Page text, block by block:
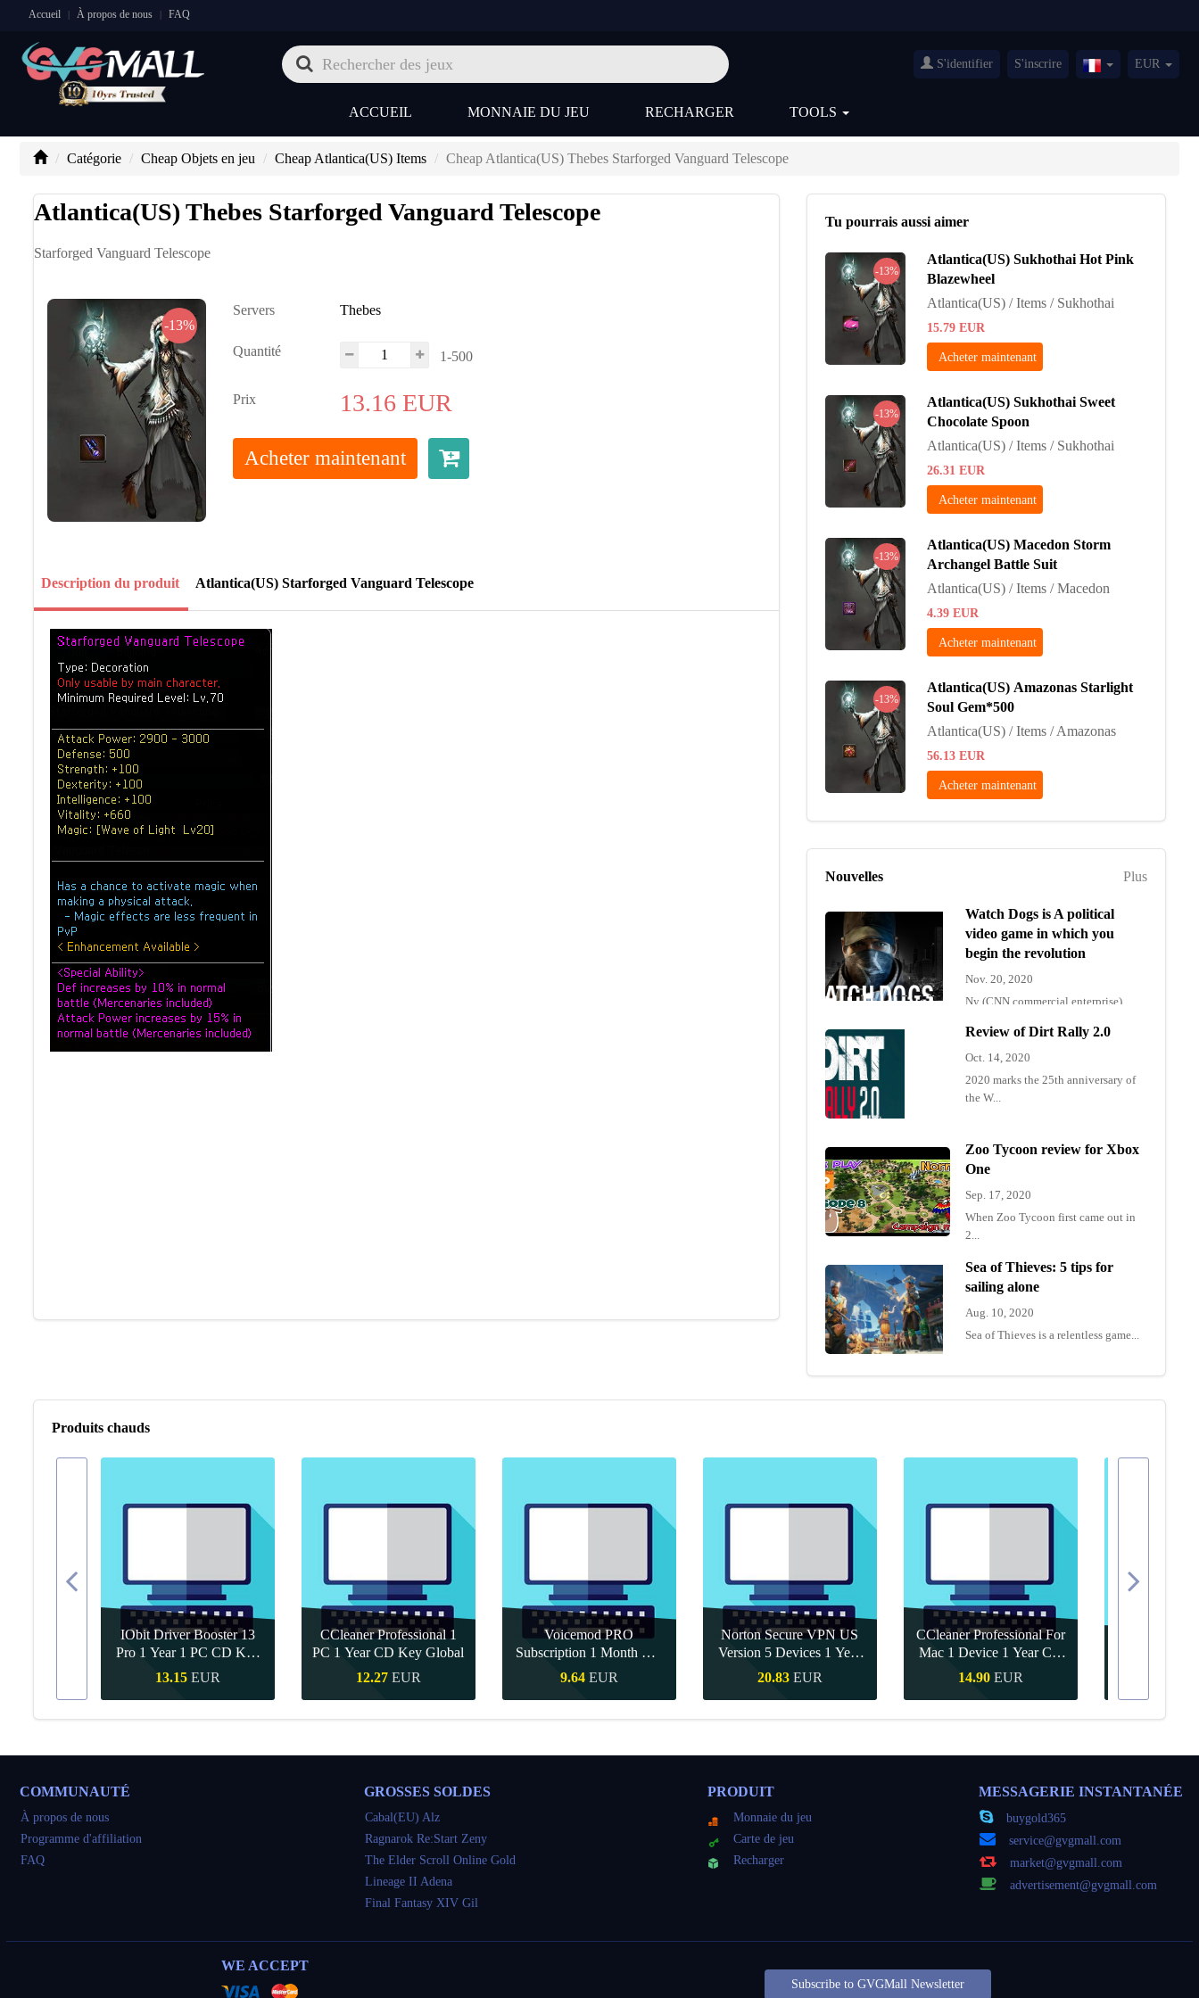
Accueil | À propos de nous | FAQ
S'identifier S'inscrire France(Français)
EUR
ACCUEIL MONNAIE DU JEU RECHARGER TOOLS
Catégorie Cheap Objets en jeu Cheap Atlantica(US) Items Cheap Atlantica(US) Thebes Starforged Vanguard Telescope
Atlantica(US) Thebes Starforged Vanguard Telescope
Starforged Vanguard Telescope
-13%
Servers Thebes
Quantité 1-500
Prix 13.16 EUR
Acheter maintenant
Description du produit Atlantica(US) Starforged Vanguard Telescope
Tu pourrais aussi aimer
-13%
Atlantica(US) Sukhothai Hot Pink
Blazewheel
Atlantica(US) / Items / Sukhothai
15.79 EUR
Acheter maintenant
-13%
Atlantica(US) Sukhothai Sweet
Chocolate Spoon
Atlantica(US) / Items / Sukhothai
26.31 EUR
Acheter maintenant
-13%
Atlantica(US) Macedon Storm
Archangel Battle Suit
Atlantica(US) / Items / Macedon
4.39 EUR
Acheter maintenant
-13%
Atlantica(US) Amazonas Starlight
Soul Gem*500
Atlantica(US) / Items / Amazonas
56.13 EUR
Acheter maintenant
Plus
Nouvelles
Watch Dogs is A political
video game in which you
begin the revolution
Nov. 20, 2020
Ny (CNN commercial enterprise)
Review of Dirt Rally 2.0
Oct. 14, 2020
2020 marks the 25th anniversary of
the W...
Zoo Tycoon review for Xbox
One
Sep. 17, 2020
When Zoo Tycoon first came out in
2...
Sea of Thieves: 5 tips for
sailing alone
Aug. 10, 2020
Sea of Thieves is a relentless game...
Produits chauds
IObit Driver Booster 13
Pro 1 Year 1 PC CD Key
Global
13.15 EUR
Achat rapide
CCleaner Professional 1
PC 1 Year CD Key Global
12.27 EUR
Achat rapide
Voicemod PRO
Subscription 1 Month CD
Key Global
9.64 EUR
Achat rapide
Norton Secure VPN US
Version 5 Devices 1 Year
CD Key
20.83 EUR
Achat rapide
CCleaner Professional For
Mac 1 Device 1 Year CD
Key Global
14.90 EUR
Achat rapide Achat
COMMUNAUTÉ
À propos de nous
Programme d'affiliation
FAQ
GROSSES SOLDES
Cabal(EU) Alz
Ragnarok Re:Start Zeny
The Elder Scroll Online Gold
Lineage II Adena
Final Fantasy XIV Gil
PRODUIT
Monnaie du jeu
Carte de jeu
Recharger
MESSAGERIE INSTANTANÉE
buygold365
service@gvgmall.com
market@gvgmall.com
advertisement@gvgmall.com
WE ACCEPT
Subscribe to GVGMall Newsletter